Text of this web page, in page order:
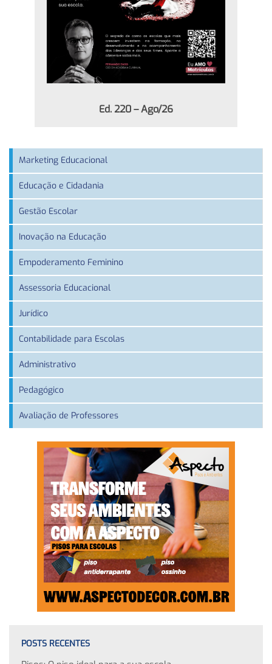
Ed. 220 – Ago/26
Marketing Educacional
Educação e Cidadania
Gestão Escolar
Inovação na Educação
Empoderamento Feminino
Assessoria Educacional
Jurídico
Contabilidade para Escolas
Administrativo
Pedagógico
Avaliação de Professores
POSTS RECENTES